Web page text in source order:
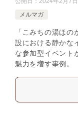
メルマガ
「こみちの湯ほ
設における静かな
な参加型イベント
魅力を増す事例。